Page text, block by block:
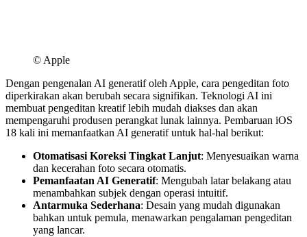
© Apple
Dengan pengenalan AI generatif oleh Apple, cara pengeditan foto
diperkirakan akan berubah secara signifikan. Teknologi AI ini
membuat pengeditan kreatif lebih mudah diakses dan akan
mempengaruhi produsen perangkat lunak lainnya. Pembaruan iOS
18 kali ini memanfaatkan AI generatif untuk hal-hal berikut:
Otomatisasi Koreksi Tingkat Lanjut: Menyesuaikan warna
dan kecerahan foto secara otomatis.
Pemanfaatan AI Generatif: Mengubah latar belakang atau
menambahkan subjek dengan operasi intuitif.
Antarmuka Sederhana: Desain yang mudah digunakan
bahkan untuk pemula, menawarkan pengalaman pengeditan
yang lancar.